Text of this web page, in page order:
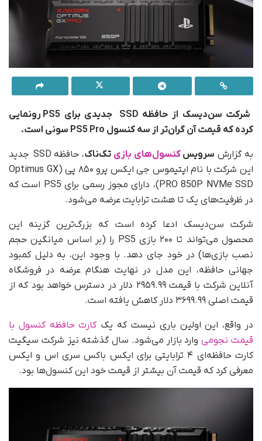
شرکت سن‌دیسک از حافظه SSD جدیدی برای PS5 رونمایی
کرده که قیمت آن گران‌تر از سه کنسول PS5 Pro سونی است.
به گزارش سرویسکنسول‌های بازی تک‌ناک
، حافظه SSD جدید
این شرکت با نام اپتیموس جی ایکس پرو ۸۵۰ پی (Optimus GX
PRO 850P NVMe SSD)، دارای مجوز رسمی برای PS5 است که
در ظرفیت‌های یک تا هشت ترابایت عرضه می‌شود.
شرکت سن‌دیسک ادعا کرده است که بزرگ‌ترین گزینه این
محصول می‌تواند تا ۲۰۰ بازی PS5 را (بر اساس میانگین حجم
نصب بازی‌ها) در خود جای دهد. با وجود این، به دلیل کمبود
جهانی حافظه، این مدل در نهایت هنگام عرضه در فروشگاه
آنلاین شرکت با قیمت ۲۹۵۹.۹۹ دلار در دسترس خواهد بود که از
قیمت اصلی ۳۶۹۹.۹۹ دلار کاهش یافته است.
در واقع، این اولین باری نیست که یککارت حافظه کنسول با
قیمت نجومی وارد بازار می‌شود. سال گذشته نیز شرکت سیگیت
کارت حافظه‌ای ۴ ترابایتی برای ایکس باکس سری اس و ایکس
معرفی کرد که قیمت آن بیشتر از قیمت خود این کنسول‌ها بود.